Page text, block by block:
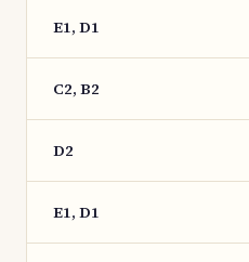
E1, D1
C2, B2
D2
E1, D1